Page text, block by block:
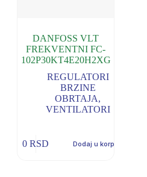
DANFOSS VLT
FREKVENTNI FC-
102P30KT4E20H2XG
REGULATORI
BRZINE
OBRTAJA,
VENTILATORI
0RSD Dodaj u korpu